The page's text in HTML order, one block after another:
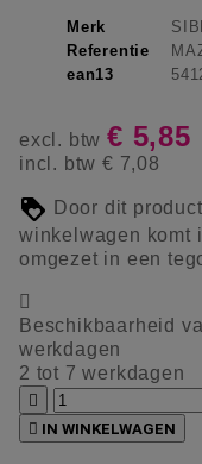
Merk
Referentie
ean13
excl. btw € 5,85
incl. btw € 7,08
Door dit
winkelwagen komt
omgezet in een

Beschikbaarheid
werkdagen
2 tot 7 werkdagen

 IN WINKELWAGEN